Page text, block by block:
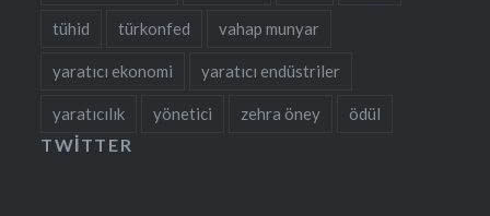
tühid türkonfed vahap munyar
yaratıcı ekonomi yaratıcı endüstriler
yaratıcılık yönetici zehra öney ödül
TWITTER